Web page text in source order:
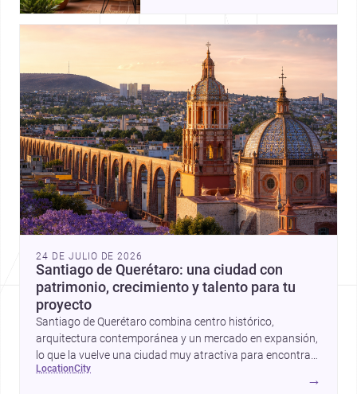
color y sensación de escape.
24 DE JULIO DE 2026
Santiago de Querétaro: una ciudad con
patrimonio, crecimiento y talento para tu
proyecto
Santiago de Querétaro combina centro histórico,
arquitectura contemporánea y un mercado en expansión,
lo que la vuelve una ciudad muy atractiva para encontrar
arquitectos y constructores.
location city
→